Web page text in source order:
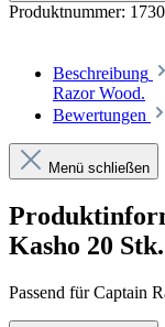
Produktnummer:
Beschreibung
Razor Wood.
Bewertungen
Menü schließen
Kasho 20
Passend für Captain